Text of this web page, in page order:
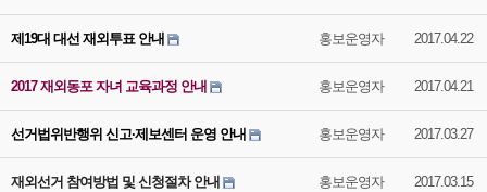
제19대 대선 재외투표 안내 홍보운영자 2017.04.22
2017 재외동포 자녀 교육과정 안내 홍보운영자 2017.04.21
선거법위반행위 신고·제보센터 운영 안내 홍보운영자 2017.03.27
재외선거 참여방법 및 신청절차 안내 홍보운영자 2017.03.15